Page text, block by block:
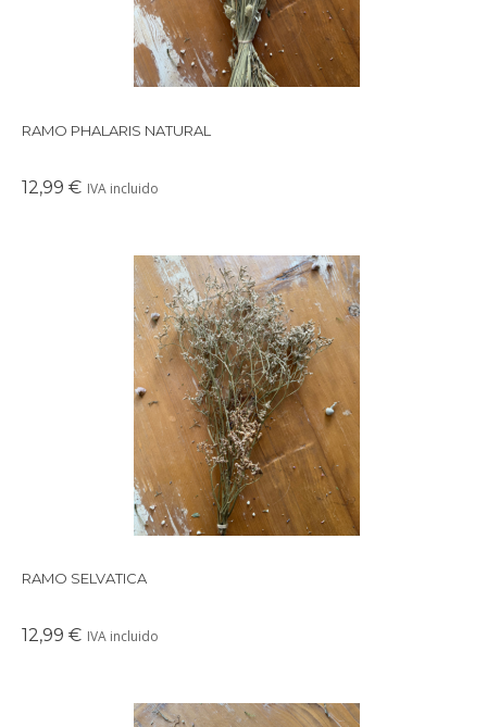
RAMO PHALARIS NATURAL
12,99 € IVA incluido
Precioso ramo de flores secas en tonos suaves y delicados,
perfectos para crear un ambiente cálido en cualquier rincón de
RAMO SELVATICA
12,99 € IVA incluido